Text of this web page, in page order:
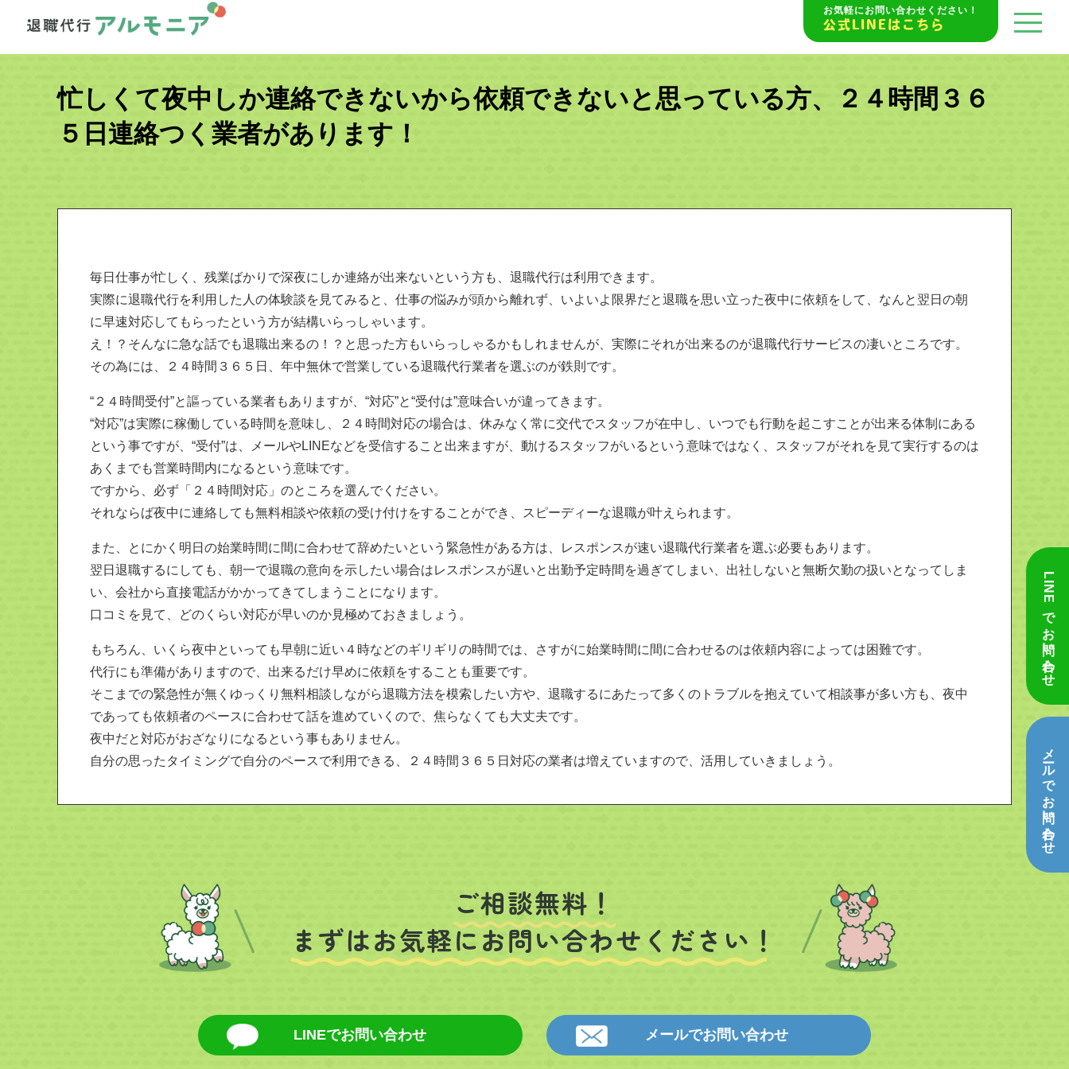
お気軽にお問い合わせください！
公式LINEはこちら
忙しくて夜中しか連絡できないから依頼できないと思っている方、２４時間３６
５日連絡つく業者があります！
毎日仕事が忙しく、残業ばかりで深夜にしか連絡が出来ないという方も、退職代行は利用できます。
実際に退職代行を利用した人の体験談を見てみると、仕事の悩みが頭から離れず、いよいよ限界だと退職を思い立った夜中に依頼をして、なんと翌日の朝
に早速対応してもらったという方が結構いらっしゃいます。
え！？そんなに急な話でも退職出来るの！？と思った方もいらっしゃるかもしれませんが、実際にそれが出来るのが退職代行サービスの凄いところです。
その為には、２４時間３６５日、年中無休で営業している退職代行業者を選ぶのが鉄則です。
“２４時間受付”と謳っている業者もありますが、“対応”と“受付は”意味合いが違ってきます。
“対応”は実際に稼働している時間を意味し、２４時間対応の場合は、休みなく常に交代でスタッフが在中し、いつでも行動を起こすことが出来る体制にある
という事ですが、“受付”は、メールやLINEなどを受信すること出来ますが、動けるスタッフがいるという意味ではなく、スタッフがそれを見て実行するのは
あくまでも営業時間内になるという意味です。
ですから、必ず「２４時間対応」のところを選んでください。
それならば夜中に連絡しても無料相談や依頼の受け付けをすることができ、スピーディーな退職が叶えられます。
また、とにかく明日の始業時間に間に合わせて辞めたいという緊急性がある方は、レスポンスが速い退職代行業者を選ぶ必要もあります。
翌日退職するにしても、朝一で退職の意向を示したい場合はレスポンスが遅いと出勤予定時間を過ぎてしまい、出社しないと無断欠勤の扱いとなってしま
い、会社から直接電話がかかってきてしまうことになります。
口コミを見て、どのくらい対応が早いのか見極めておきましょう。
もちろん、いくら夜中といっても早朝に近い４時などのギリギリの時間では、さすがに始業時間に間に合わせるのは依頼内容によっては困難です。
代行にも準備がありますので、出来るだけ早めに依頼をすることも重要です。
そこまでの緊急性が無くゆっくり無料相談しながら退職方法を模索したい方や、退職するにあたって多くのトラブルを抱えていて相談事が多い方も、夜中
であっても依頼者のペースに合わせて話を進めていくので、焦らなくても大丈夫です。
夜中だと対応がおざなりになるという事もありません。
自分の思ったタイミングで自分のペースで利用できる、２４時間３６５日対応の業者は増えていますので、活用していきましょう。
ご相談無料！
まずはお気軽にお問い合わせください！
LINEでお問い合わせ メールでお問い合わせ
LINEでお問い合わせ
メールでお問い合わせ